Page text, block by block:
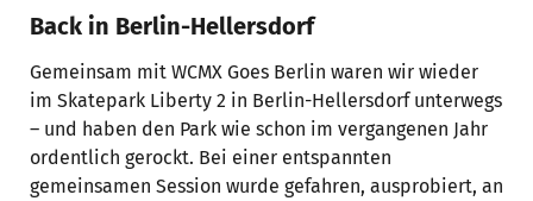
Back in Berlin-Hellersdorf
Gemeinsam mit WCMX Goes Berlin waren wir wieder
im Skatepark Liberty 2 in Berlin-Hellersdorf unterwegs
– und haben den Park wie schon im vergangenen Jahr
ordentlich gerockt. Bei einer entspannten
gemeinsamen Session wurde gefahren, ausprobiert, an